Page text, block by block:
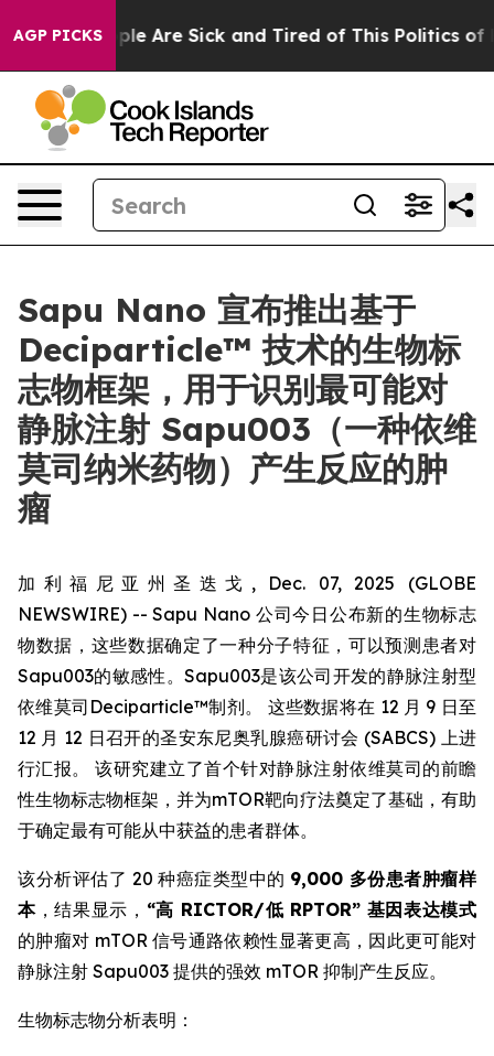
AGP PICKS
“People Are Sick and Tired of This Politics of
Sapu Nano 宣布推出基于
Deciparticle™ 技术的生物标
志物框架，用于识别最可能对
静脉注射 Sapu003（一种依维
莫司纳米药物）产生反应的肿
瘤
加利福尼亚州圣迭戈, Dec. 07, 2025 (GLOBE
NEWSWIRE) --Sapu Nano 公司今日公布新的生物标志
物数据，这些数据确定了一种分子特征，可以预测患者对
Sapu003的敏感性。Sapu003是该公司开发的静脉注射型
依维莫司Deciparticle™制剂。 这些数据将在 12 月 9 日至
12 月 12 日召开的圣安东尼奥乳腺癌研讨会 (SABCS) 上进
行汇报。 该研究建立了首个针对静脉注射依维莫司的前瞻
性生物标志物框架，并为mTOR靶向疗法奠定了基础，有助
于确定最有可能从中获益的患者群体。
该分析评估了 20 种癌症类型中的 9,000 多份患者肿瘤样
本，结果显示， “高 RICTOR/低 RPTOR” 基因表达模式
的肿瘤对 mTOR 信号通路依赖性显著更高，因此更可能对
静脉注射 Sapu003 提供的强效 mTOR 抑制产生反应。
生物标志物分析表明：